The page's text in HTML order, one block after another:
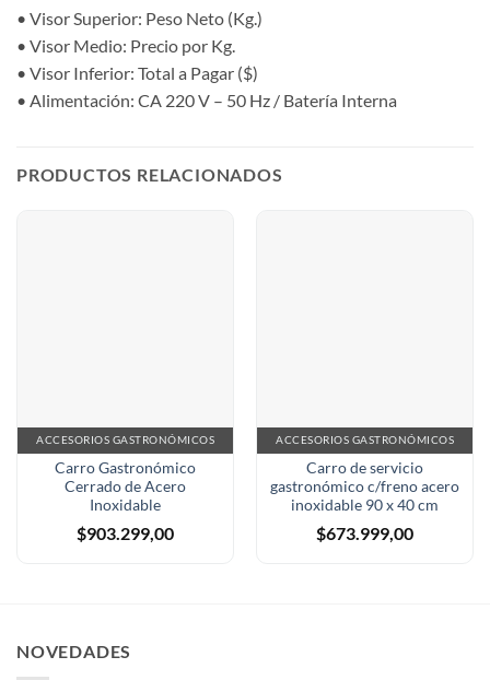
• Visor Superior: Peso Neto (Kg.)
• Visor Medio: Precio por Kg.
• Visor Inferior: Total a Pagar ($)
• Alimentación: CA 220 V – 50 Hz / Batería Interna
PRODUCTOS RELACIONADOS
ACCESORIOS GASTRONÓMICOS
Carro Gastronómico
Cerrado de Acero
Inoxidable
$903.299,00
ACCESORIOS GASTRONÓMICOS
Carro de servicio
gastronómico c/freno acero
inoxidable 90 x 40 cm
$673.999,00
NOVEDADES